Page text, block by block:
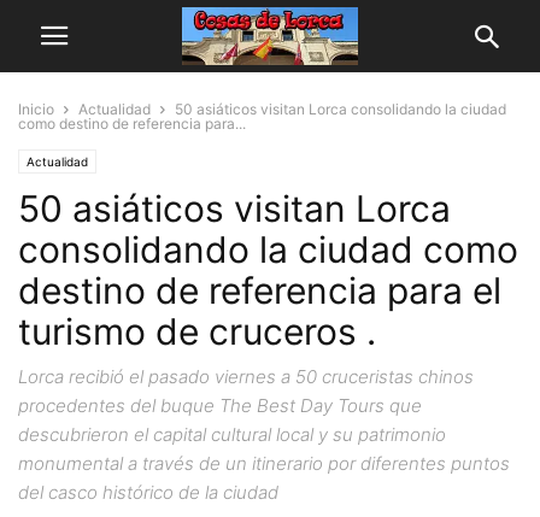
Inicio Actualidad
50 asiáticos visitan Lorca consolidando la ciudad
como destino de referencia para...
Actualidad
50 asiáticos visitan Lorca
consolidando la ciudad como
destino de referencia para el
turismo de cruceros .
Lorca recibió el pasado viernes a 50 cruceristas chinos
procedentes del buque The Best Day Tours que
descubrieron el capital cultural local y su patrimonio
monumental a través de un itinerario por diferentes puntos
del casco histórico de la ciudad